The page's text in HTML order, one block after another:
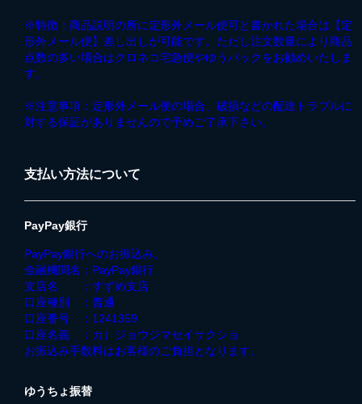
※特徴：商品説明の所に定形外メール便可と書かれた場合は【定
形外メール便】差し出しが可能です。ただし注文数量により商品
点数の多い場合はクロネコ宅急便やゆうパックをお勧めいたしま
す。
※注意事項：定形外メール便の場合、破損などの配達トラブルに
対する保証がありませんので予めご了承下さい。
支払い方法について
PayPay銀行
PayPay銀行へのお振込み。
金融機関名：PayPay銀行
支店名 ：すずめ支店
口座種別 ：普通
口座番号 ：1241359
口座名義 ：カ）ジョウジマセイサクショ
お振込み手数料はお客様のご負担となります。
ゆうちょ振替